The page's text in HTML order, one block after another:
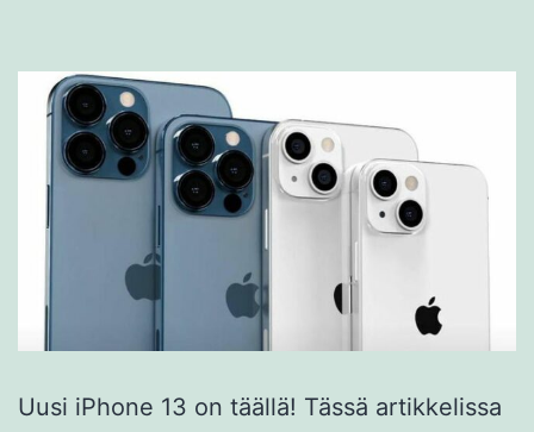
Uusi iPhone 13 on täällä! Tässä artikkelissa